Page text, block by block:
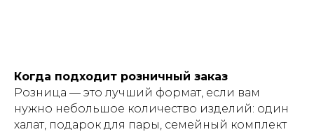
Когда подходит розничный заказ
Розница — это лучший формат, если вам
нужно небольшое количество изделий: один
халат, подарок для пары, семейный комплект